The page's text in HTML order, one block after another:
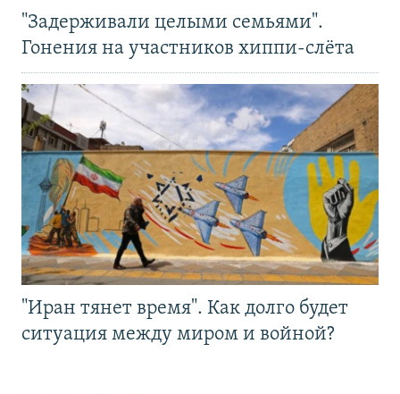
"Задерживали целыми семьями".
Гонения на участников хиппи-слёта
"Иран тянет время". Как долго будет
ситуация между миром и войной?